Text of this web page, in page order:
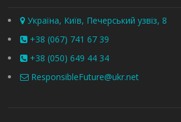
Україна, Київ, Печерський узвіз, 8
+38 (067) 741 67 39
+38 (050) 649 44 34
ResponsibleFuture@ukr.net